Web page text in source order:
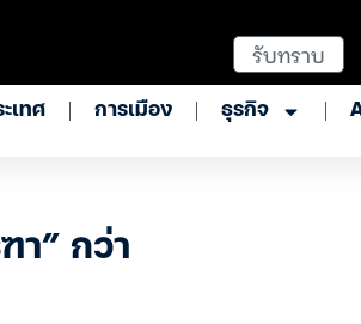
เทศ การเมือง ธุรกิจ
า” กว่า
รับทราบ